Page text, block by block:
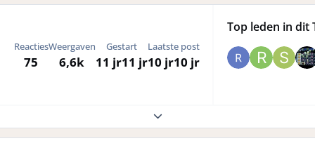
Reacties
75
Weergaven
6,6k
Gestart
11 jr11 jr
Laatste post
10 jr10 jr
Top leden in dit
Expand topic overview